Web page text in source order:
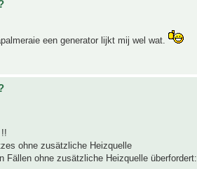
een generator lijkt mij wel wat.
ohne zusätzliche Heizquelle
Fällen ohne zusätzliche Heizquelle überfordert: